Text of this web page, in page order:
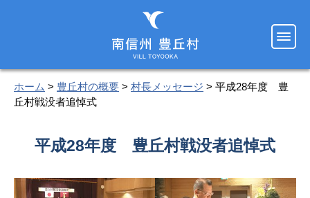
ホーム > 豊丘村の概要 > 村長メッセージ > 平成28年度 豊
丘村戦没者追悼式
平成28年度 豊丘村戦没者追悼式